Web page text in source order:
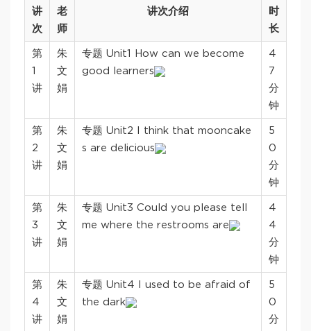
讲
次
老
师
讲次介绍
时
长
第
1
讲
朱
文
娟
专题 Unit1 How can we become
good learners
4
7
分
钟
第
2
讲
朱
文
娟
专题 Unit2 I think that mooncake
s are delicious
5
0
分
钟
第
3
讲
朱
文
娟
专题 Unit3 Could you please tell
me where the restrooms are
4
4
分
钟
第
4
讲
朱
文
娟
专题 Unit4 I used to be afraid of
the dark
5
0
分